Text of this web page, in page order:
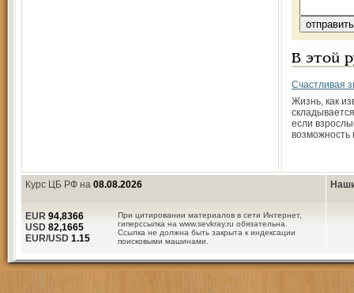
В этой
Счастливая
Жизнь, как
если
возможность
Курс ЦБ РФ на 08.08.2026
При цитировании материалов в сети Интернет,
гиперссылка на www.sevkray.ru обязательна.
Ссылка не должна быть закрыта к индексации
поисковыми машинами.
EUR 94,8366
USD 82,1665
EUR/USD 1.15